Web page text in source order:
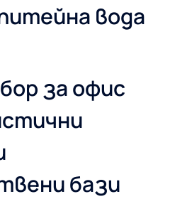
вода
за офис
бази